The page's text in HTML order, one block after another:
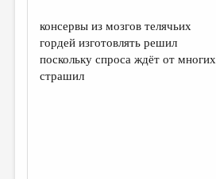
консервы из мозгов телячьих
гордей изготовлять решил
поскольку спроса ждёт от многих
страшил